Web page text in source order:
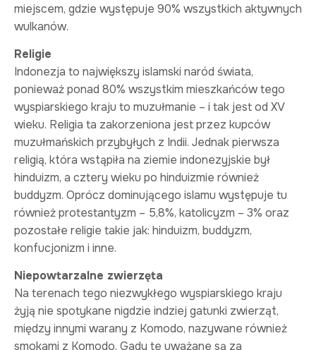
miejscem, gdzie występuje 90% wszystkich aktywnych
wulkanów.
Religie
Indonezja to największy islamski naród świata,
ponieważ ponad 80% wszystkim mieszkańców tego
wyspiarskiego kraju to muzułmanie – i tak jest od XV
wieku. Religia ta zakorzeniona jest przez kupców
muzułmańskich przybyłych z Indii. Jednak pierwsza
religią, która wstąpiła na ziemie indonezyjskie był
hinduizm, a cztery wieku po hinduizmie również
buddyzm. Oprócz dominującego islamu występuje tu
również protestantyzm – 5,8%, katolicyzm – 3% oraz
pozostałe religie takie jak: hinduizm, buddyzm,
konfucjonizm i inne.
Niepowtarzalne zwierzęta
Na terenach tego niezwykłego wyspiarskiego kraju
żyją nie spotykane nigdzie indziej gatunki zwierząt,
między innymi warany z Komodo, nazywane również
smokami z Komodo. Gady te uważane są za